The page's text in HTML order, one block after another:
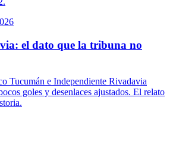
el dato que la tribuna no
Tucumán e Independiente Rivadavia
goles y desenlaces ajustados. El relato